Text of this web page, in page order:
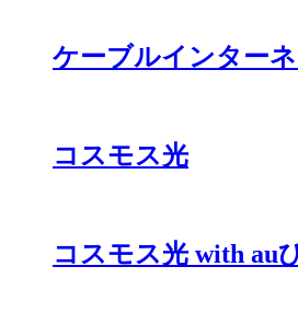
ケーブルインター
コスモス光
コスモス光 with au